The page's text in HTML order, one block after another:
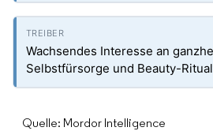
Wachsendes Interesse an
Selbstfürsorge und Beauty-
Quelle: Mordor Intelligence